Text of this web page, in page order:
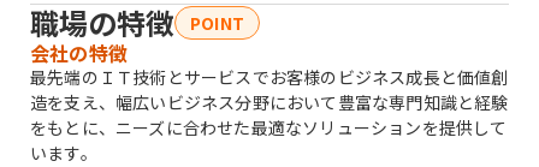
職場の特徴 POINT
会社の特徴
最先端のＩＴ技術とサービスでお客様のビジネス成長と価値創
造を支え、幅広いビジネス分野において豊富な専門知識と経験
をもとに、ニーズに合わせた最適なソリューションを提供して
います。